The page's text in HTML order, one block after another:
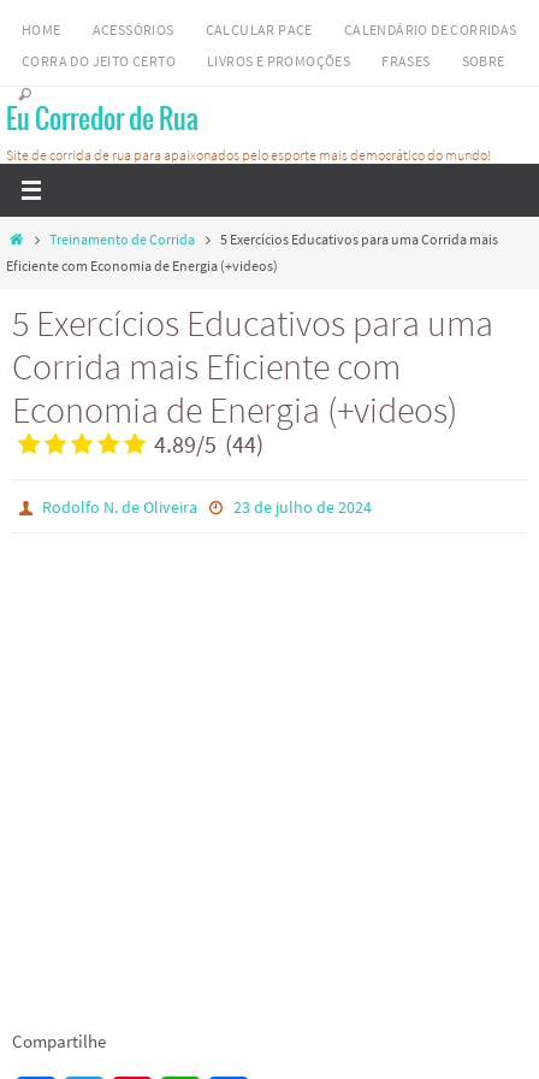
Skip
content
HOME ACESSÓRIOS CALCULAR PACE
CALENDÁRIO DE CORRIDAS
CORRA DO JEITO CERTO
LIVROS E PROMOÇÕES FRASES SOBRE
Eu Corredor de Rua
Site de corrida de rua para apaixonados pelo esporte mais democrático do mundo!
HomeTreinamento de Corrida
5 Exercícios Educativos para uma Corrida mais
Eficiente com Economia de Energia (+videos)
5 Exercícios Educativos para uma
Corrida mais Eficiente com
Economia de Energia (+videos)
4.89/5 (44)
Rodolfo N. de Oliveira 23 de julho de 2024
Compartilhe